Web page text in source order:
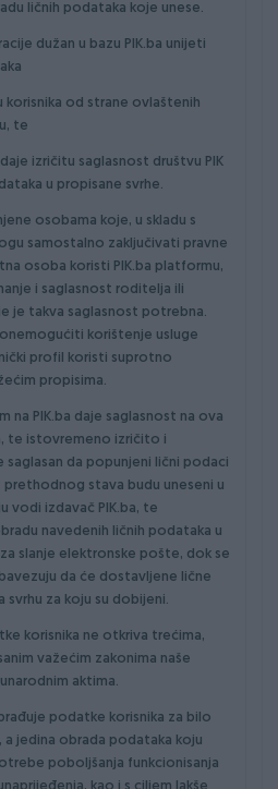
ličnih podataka koje unese.
dužan u bazu PIK.ba unijeti
od strane ovlaštenih
te
izričitu saglasnost društvu PIK
u propisane svrhe.
osobama koje, u skladu s
samostalno zaključivati pravne
osoba koristi PIK.ba platformu,
i saglasnost roditelja ili
je takva saglasnost potrebna.
korištenje usluge
profil koristi suprotno
propisima.
na PIK.ba daje saglasnost na ova
te istovremeno izričito i
da popunjeni lični podaci
stava budu uneseni u
vodi izdavač PIK.ba, te
navedenih ličnih podataka u
slanje elektronske pošte, dok se
da će dostavljene lične
za koju su dobijeni.
korisnika ne otkriva trećima,
važećim zakonima naše
aktima.
podatke korisnika za bilo
a jedina obrada podataka koju
poboljšanja funkcionisanja